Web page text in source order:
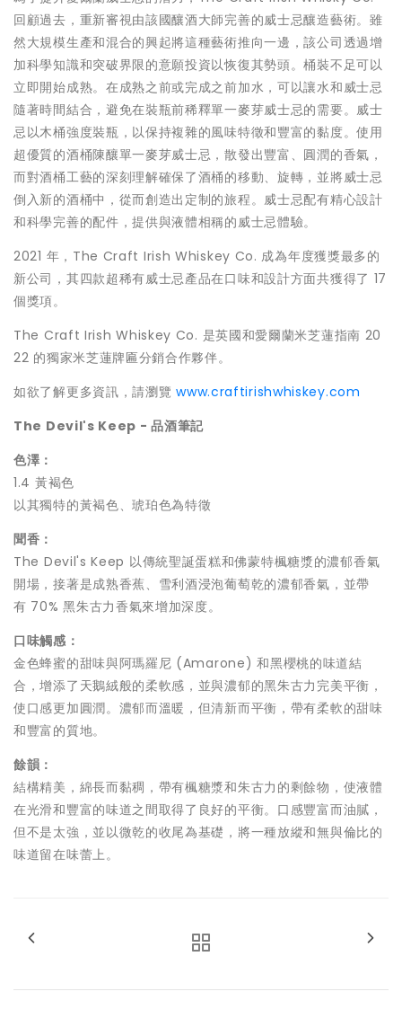
回顧過去，重新審視由該國釀酒大師完善的威士忌釀造藝術。雖
然大規模生產和混合的興起將這種藝術推向一邊，該公司透過增
加科學知識和突破界限的意願投資以恢復其勢頭。桶裝不足可以
立即開始成熟。在成熟之前或完成之前加水，可以讓水和威士忌
隨著時間結合，避免在裝瓶前稀釋單一麥芽威士忌的需要。威士
忌以木桶強度裝瓶，以保持複雜的風味特徵和豐富的黏度。使用
超優質的酒桶陳釀單一麥芽威士忌，散發出豐富、圓潤的香氣，
而對酒桶工藝的深刻理解確保了酒桶的移動、旋轉，並將威士忌
倒入新的酒桶中，從而創造出定制的旅程。威士忌配有精心設計
和科學完善的配件，提供與液體相稱的威士忌體驗。
2021 年，The Craft Irish Whiskey Co. 成為年度獲獎最多的
新公司，其四款超稀有威士忌產品在口味和設計方面共獲得了 17
個獎項。
The Craft Irish Whiskey Co. 是英國和愛爾蘭米芝蓮指南 20
22 的獨家米芝蓮牌匾分銷合作夥伴。
如欲了解更多資訊，請瀏覽www.craftirishwhiskey.com
The Devil's Keep -品酒筆記
色澤：
1.4 黃褐色
以其獨特的黃褐色、琥珀色為特徵
聞香：
The Devil's Keep 以傳統聖誕蛋糕和佛蒙特楓糖漿的濃郁香氣
開場，接著是成熟香蕉、雪利酒浸泡葡萄乾的濃郁香氣，並帶
有 70% 黑朱古力香氣來增加深度。
口味觸感：
金色蜂蜜的甜味與阿瑪羅尼 (Amarone) 和黑櫻桃的味道結
合，增添了天鵝絨般的柔軟感，並與濃郁的黑朱古力完美平衡，
使口感更加圓潤。濃郁而溫暖，但清新而平衡，帶有柔軟的甜味
和豐富的質地。
餘韻：
結構精美，綿長而黏稠，帶有楓糖漿和朱古力的剩餘物，使液體
在光滑和豐富的味道之間取得了良好的平衡。口感豐富而油膩，
但不是太強，並以微乾的收尾為基礎，將一種放縱和無與倫比的
味道留在味蕾上。